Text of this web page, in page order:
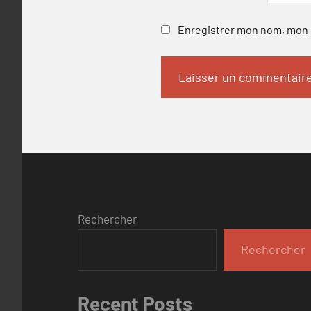
Enregistrer mon nom,
Rechercher
Rechercher
Recent Posts